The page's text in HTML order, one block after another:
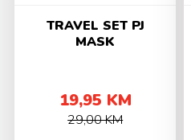
TRAVEL SET PJ
MASK
19,95 KM
29,00 KM